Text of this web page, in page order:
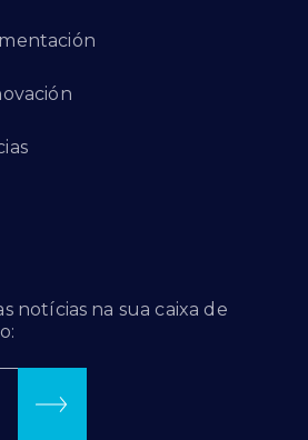
notícias na sua caixa de